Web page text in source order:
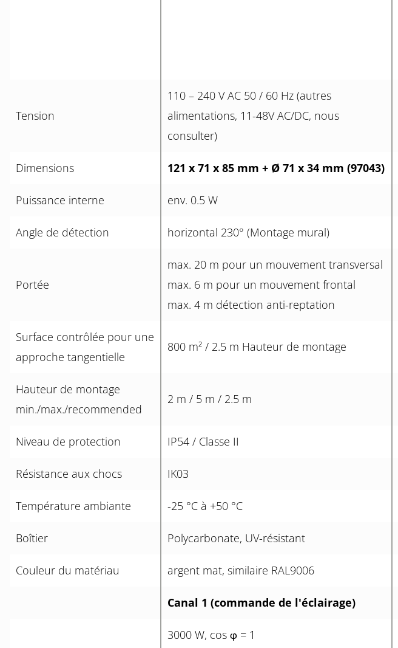
Tension
110 – 240 V AC 50 / 60 Hz (autres
alimentations, 11-48V AC/DC, nous
consulter)
Dimensions 121 x 71 x 85 mm + Ø 71 x 34 mm (97043)
Puissance interne env. 0.5 W
Angle de détection horizontal 230° (Montage mural)
Portée
max. 20 m pour un mouvement transversal
max. 6 m pour un mouvement frontal
max. 4 m détection anti-reptation
Surface contrôlée pour une
approche tangentielle
800 m² / 2.5 m Hauteur de montage
Hauteur de montage
min./max./recommended
2 m / 5 m / 2.5 m
Niveau de protection IP54 / Classe II
Résistance aux chocs IK03
Température ambiante -25 °C à +50 °C
Boîtier Polycarbonate, UV-résistant
Couleur du matériau argent mat, similaire RAL9006
Canal 1 (commande de l'éclairage)
3000 W, cos φ = 1